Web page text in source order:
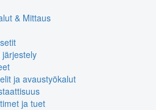
& Mittaus
ja avaustyökalut
ja tuet